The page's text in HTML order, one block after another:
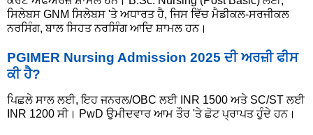
ਸਿਲੇਬਸ GNM ਸਿਲੇਬਸ 'ਤੇ ਅਧਾਰਤ ਹੈ, ਜਿਸ ਵਿੱਚ ਮੈਡੀਕਲ-ਸਰਜੀਕਲ
ਨਰਸਿੰਗ, ਬਾਲ ਸਿਹਤ ਨਰਸਿੰਗ ਆਦਿ ਸ਼ਾਮਲ ਹਨ।
PGIMER Nursing Admission 2025 ਦੀ ਅਰਜ਼ੀ ਫੀਸ
ਕੀ ਹੈ?
ਪਿਛਲੇ ਸਾਲ ਲਈ, ਇਹ ਜਨਰਲ/OBC ਲਈ INR 1500 ਅਤੇ SC/ST ਲਈ
INR 1200 ਸੀ। PwD ਉਮੀਦਵਾਰ ਆਮ ਤੌਰ 'ਤੇ ਛੋਟ ਪ੍ਰਾਪਤ ਹੁੰਦੇ ਹਨ।